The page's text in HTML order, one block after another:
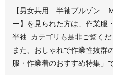
春夏半袖
ジャンパー
秋冬長袖
春夏半袖
スモック
【男女共用 半袖ブルゾン
ー】を見られた方は、作業服
半袖 カテゴリも是非ご覧くだ
また、おしゃれで作業性抜群
服・作業着のおすすめ特集」